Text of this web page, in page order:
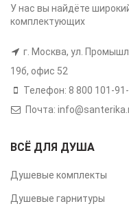
У нас вы найдёте
комплектующих
г. Москва, ул.
19б, офис 52
Телефон: 8 800 101-
Почта:
ВСЁ ДЛЯ ДУША
Душевые комплекты
Душевые гарнитуры